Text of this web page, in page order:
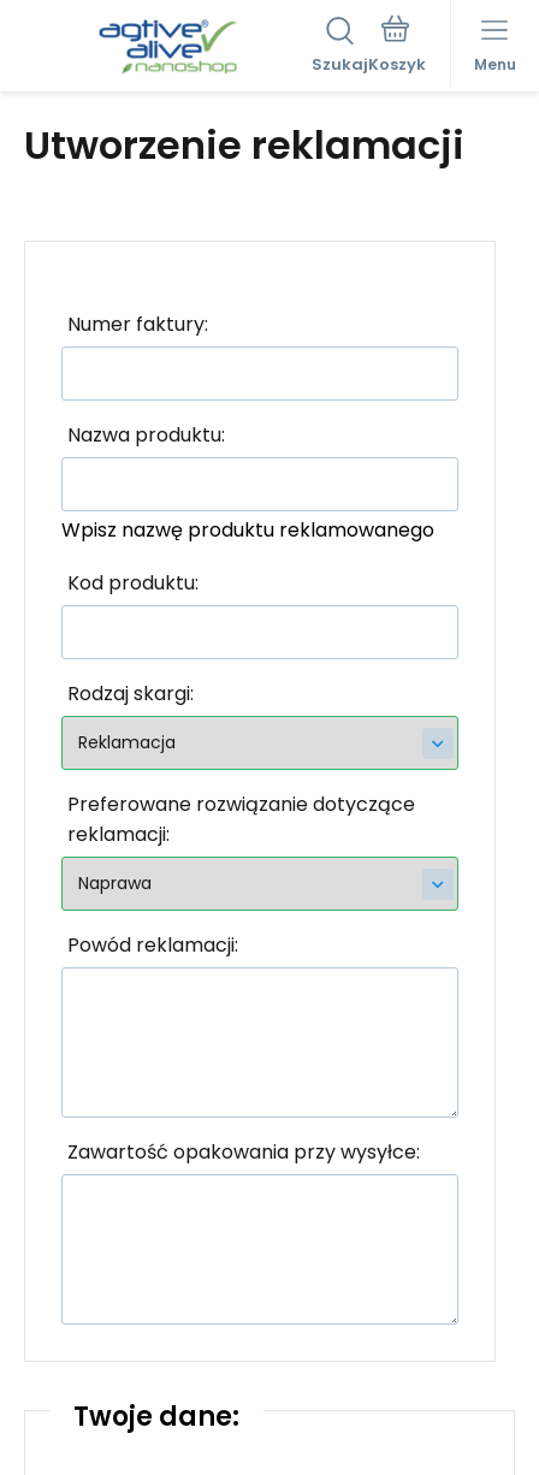
Szukaj Menu
Utworzenie reklamacji
Numer faktury:
Nazwa produktu:
Wpisz nazwę produktu reklamowanego
Kod produktu:
Rodzaj skargi:
Preferowane rozwiązanie dotyczące
reklamacji:
Powód reklamacji:
Zawartość opakowania przy wysyłce:
Twoje dane: